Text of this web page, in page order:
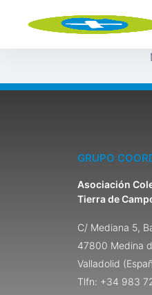
GRUPO
Asociación
Tierra de
C/ Mediana 5,
47800 Medina
Valladolid
Tlfn: +34 983